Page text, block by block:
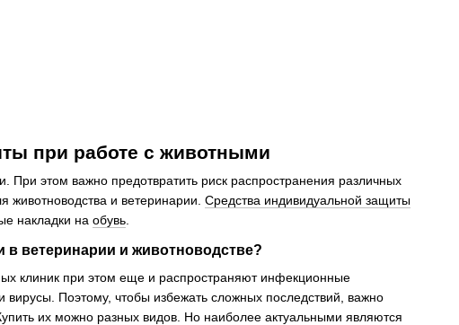
при работе с животными
При этом важно предотвратить риск распространения различных
и ветеринарии. Средства индивидуальной защиты
накладки на обувь
в ветеринарии и животноводстве?
клиник при этом еще и распространяют инфекционные
вирусы. Поэтому, чтобы избежать сложных последствий, важно
их можно разных видов. Но наиболее актуальными являются